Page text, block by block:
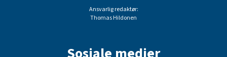
Ansvarlig redaktør:
Thomas Hildonen